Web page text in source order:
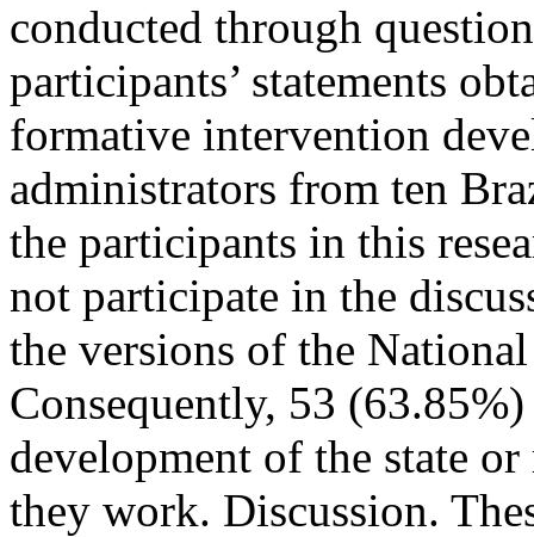
conducted through
participants’ statements
formative intervention
administrators from ten
the participants in this
not participate in the
the versions of the
Consequently, 53
development of the state
they work. Discussion.